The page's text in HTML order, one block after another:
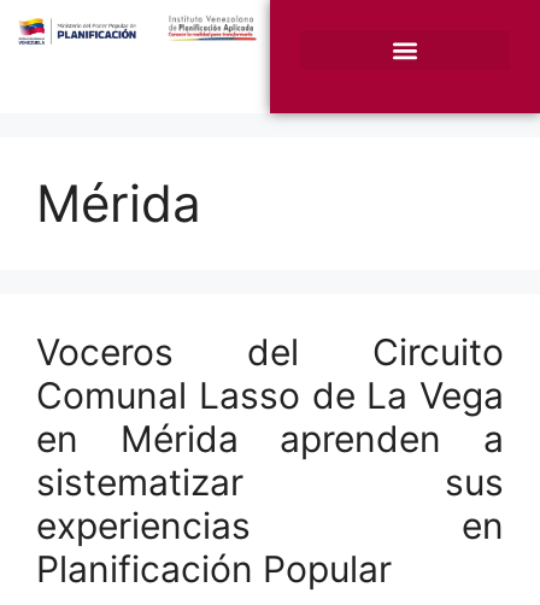
Mérida
Voceros del Circuito
Comunal Lasso de La Vega
en Mérida aprenden a
sistematizar sus
experiencias en
Planificación Popular